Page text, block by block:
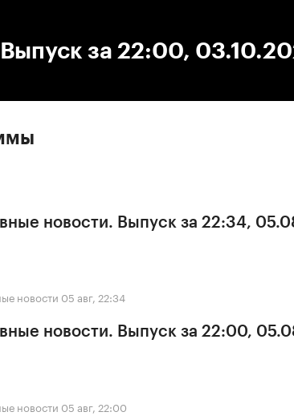
Выпуск за 22:00,
новости. Выпуск за 22:34,
новости 05 авг, 22:34
новости. Выпуск за 22:00,
новости 05 авг, 22:00